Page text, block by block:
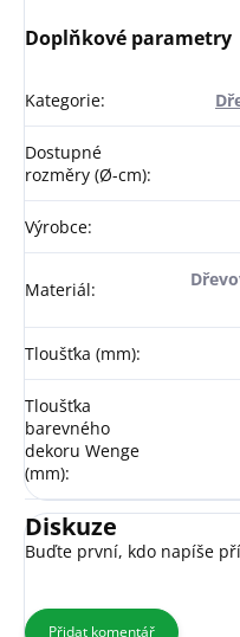
Doplňkové parametry
Kategorie:
Dostupné
rozměry (Ø-cm):
Výrobce:
Materiál:
Tloušťka (mm):
Tloušťka
barevného
dekoru Wenge
(mm):
Diskuze
Buďte první, kdo napíše
Přidat komentář